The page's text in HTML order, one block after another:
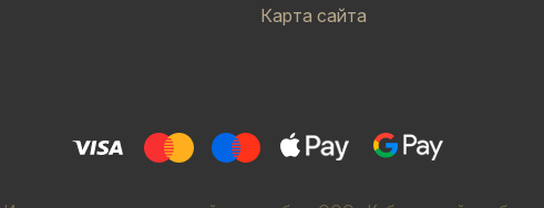
Карта сайта